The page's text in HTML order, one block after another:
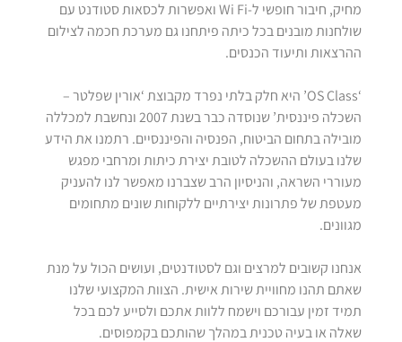
מחיק, חיבור חופשי ל-Wi Fi ואפשרות לכסאות סטודנט עם
שולחנות מובנים בכל כיתה פיתחנו גם מערכת חכמה לצילום
ההרצאות ותיעוד הכנסים.
‘OS Class’ היא חלק בלתי נפרד מקבוצת ‘אורין שפלטר –
השכלה פיננסית’ שנוסדה כבר בשנת 2007 ונחשבת למכללה
מובילה בתחום הביטוח, הפנסיה והפיננסיים. רתמנו את הידע
שלנו בעולם ההשכלה לטובת יצירת כיתות ומרחבי מפגש
מעוררי השראה, והניסיון הרב שצברנו מאפשר לנו להעניק
מעטפת של פתרונות יצירתיים ללקוחות שונים מתחומים
מגוונים.
אנחנו קשובים למרצים וגם לסטודנטים, ועושים הכול על מנת
שאתם תהנו מחוויית שירות אישית. הצוות המקצועי שלנו
תמיד זמין עבורכם וישמח ללוות אתכם ולסייע לכם בכל
שאלה או בעיה טכנית במהלך שהותכם בקמפוסים.